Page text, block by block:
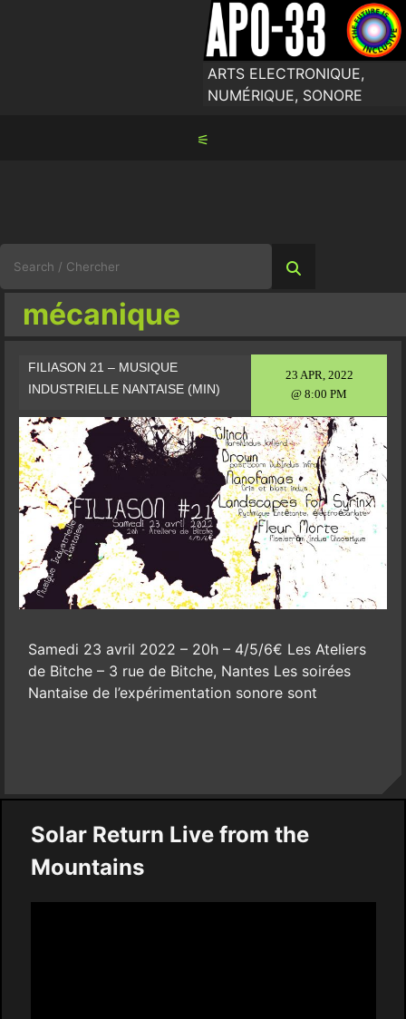
ARTS ELECTRONIQUE,
NUMÉRIQUE, SONORE
⚟
for:
mécanique
23 APR, 2022
@ 8:00 PM
FILIASON 21 – MUSIQUE
INDUSTRIELLE NANTAISE (MIN)
Samedi 23 avril 2022 – 20h – 4/5/6€ Les Ateliers
de Bitche – 3 rue de Bitche, Nantes Les soirées
Nantaise de l’expérimentation sonore sont
Solar Return Live from the
Mountains